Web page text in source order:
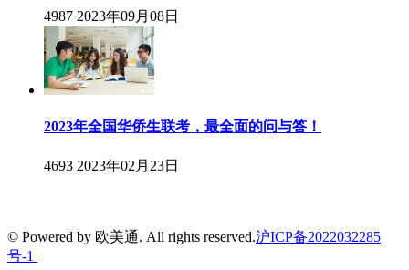
4987 2023年09月08日
2023年全国华侨生联考，最全面的问与答！
4693 2023年02月23日
© Powered by 欧美通. All rights reserved.沪ICP备2022032285
号-1